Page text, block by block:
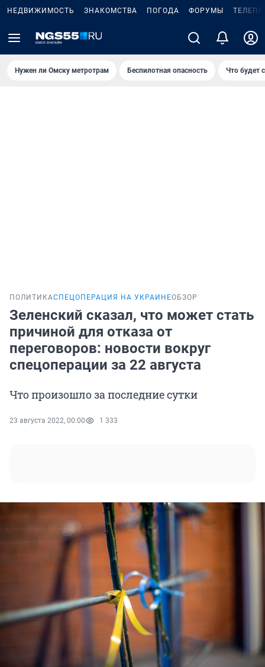
НЕДВИЖИМОСТЬ ЗНАКОМСТВА ПОГОДА ФОРУМЫ
Нужен ли Омску метротрам Беспилотная опасность Что будет
ПОЛИТИКАСПЕЦОПЕРАЦИЯ НА УКРАИНЕОБЗОР
Зеленский сказал, что может стать
причиной для отказа от
переговоров: новости вокруг
спецоперации за 22 августа
Что произошло за последние сутки
23 августа 2022, 00:00 1 333